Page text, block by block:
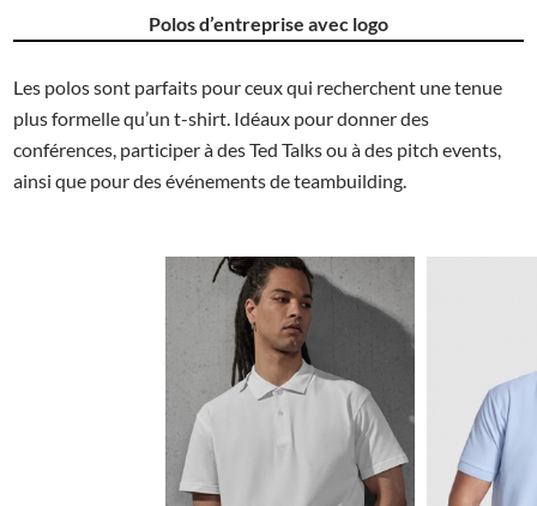
Polos d’entreprise avec logo
Les polos sont parfaits pour ceux qui recherchent une tenue
plus formelle qu’un t-shirt. Idéaux pour donner des
conférences, participer à des Ted Talks ou à des pitch events,
ainsi que pour des événements de teambuilding.